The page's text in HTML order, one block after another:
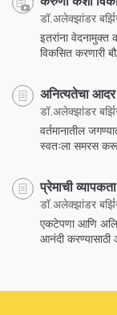
डॉ.अलेक्झांडर
इतरांना वेदनामुक्त
विकसित करणारी
अनित्यतेचा
डॉ.अलेक्झांडर
वर्तमानातील
स्वतःला समरस
प्रेमाची
डॉ.अलेक्झांडर
एकटेपणा आणि
आनंदी करण्यासाठी